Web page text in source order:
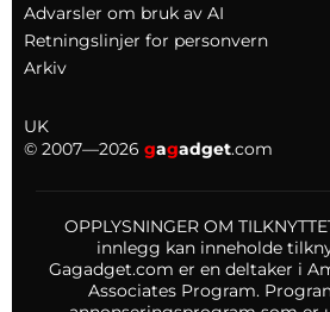
Advarsler om bruk av AI
Retningslinjer for personvern
Arkiv
UK
© 2007—2026 gagadget.com
OPPLYSNINGER OM
innlegg kan inneholde
Gagadget.com er en deltaker i
Associates Program.